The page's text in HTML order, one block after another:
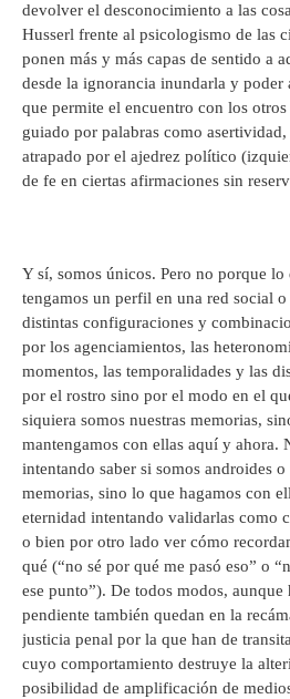
devolver el desconocimiento a las
Husserl frente al psicologismo de las
ponen más y más capas de sentido a
desde la ignorancia inundarla y
que permite el encuentro con los otros
guiado por palabras como
atrapado por el ajedrez político
de fe en ciertas afirmaciones sin
Y sí, somos únicos. Pero no porque
tengamos un perfil en una red social
distintas configuraciones y
por los agenciamientos, las
momentos, las temporalidades y las
por el rostro sino por el modo en el
siquiera somos nuestras memorias,
mantengamos con ellas aquí y ahora.
intentando saber si somos androides o
memorias, sino lo que hagamos con
eternidad intentando validarlas como
o bien por otro lado ver cómo
qué (“no sé por qué me pasó eso” o
ese punto”). De todos modos,
pendiente también quedan en la
justicia penal por la que han de
cuyo comportamiento destruye la
posibilidad de amplificación de